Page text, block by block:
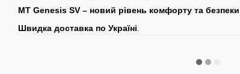
MT Genesis SV – новий рівень комфорту та
Швидка доставка по Україні.